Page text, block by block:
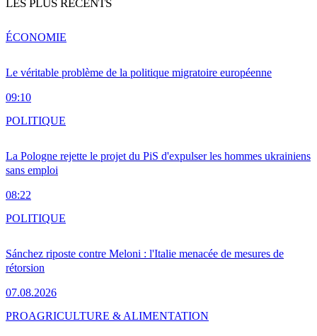
LES PLUS RÉCENTS
Le véritable problème de la politique migratoire européenne
09:10
ÉCONOMIE
La Pologne rejette le projet du PiS d'expulser les hommes ukrainiens
sans emploi
08:22
POLITIQUE
Sánchez riposte contre Meloni : l'Italie menacée de mesures de
rétorsion
07.08.2026
POLITIQUE
PROAGRICULTURE & ALIMENTATION